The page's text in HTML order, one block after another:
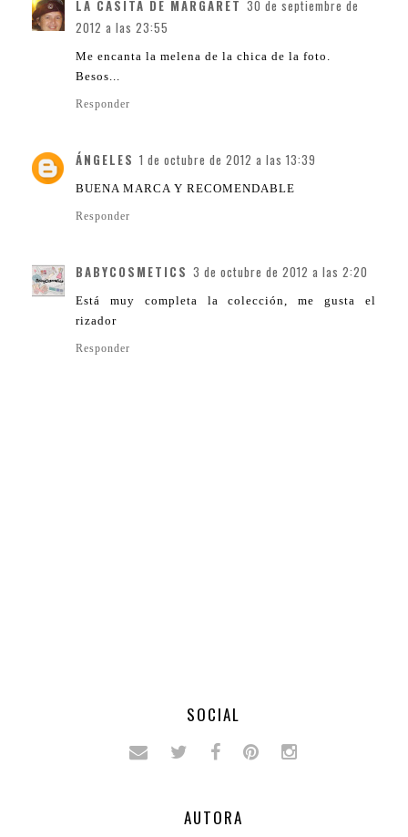
LA CASITA DE MARGARET 30 de septiembre de
2012 a las 23:55
Me encanta la melena de la chica de la foto.
Besos...
Responder
ÁNGELES 1 de octubre de 2012 a las 13:39
BUENA MARCA Y RECOMENDABLE
Responder
BABYCOSMETICS 3 de octubre de 2012 a las 2:20
Está muy completa la colección, me gusta el
rizador
Responder
SOCIAL
AUTORA